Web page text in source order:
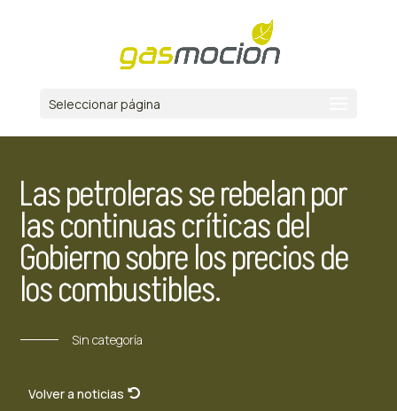
Seleccionar página
Las petroleras se rebelan por
las continuas críticas del
Gobierno sobre los precios de
los combustibles.
Sin categoría
Volver a noticias